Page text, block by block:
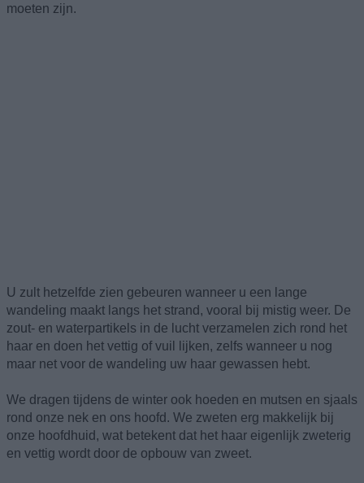
moeten zijn.
U zult hetzelfde zien gebeuren wanneer u een lange
wandeling maakt langs het strand, vooral bij mistig weer. De
zout- en waterpartikels in de lucht verzamelen zich rond het
haar en doen het vettig of vuil lijken, zelfs wanneer u nog
maar net voor de wandeling uw haar gewassen hebt.
We dragen tijdens de winter ook hoeden en mutsen en sjaals
rond onze nek en ons hoofd. We zweten erg makkelijk bij
onze hoofdhuid, wat betekent dat het haar eigenlijk zweterig
en vettig wordt door de opbouw van zweet.